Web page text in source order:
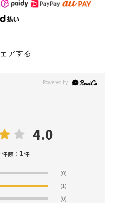
アする
4.0
数： 1件
(0)
(1)
(0)